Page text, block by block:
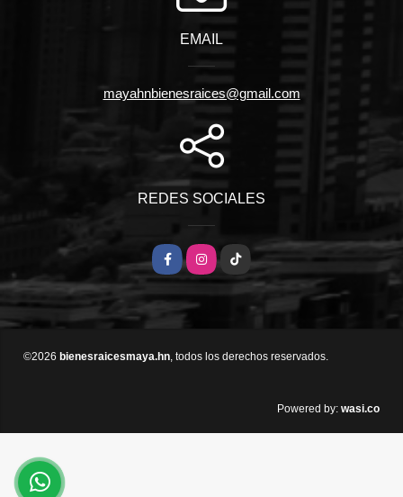
EMAIL
mayahnbienesraices@gmail.com
REDES SOCIALES
FacebookInstagramTikTok
©2026 bienesraicesmaya.hn , todos los derechos reservados.
Powered by: wasi.co